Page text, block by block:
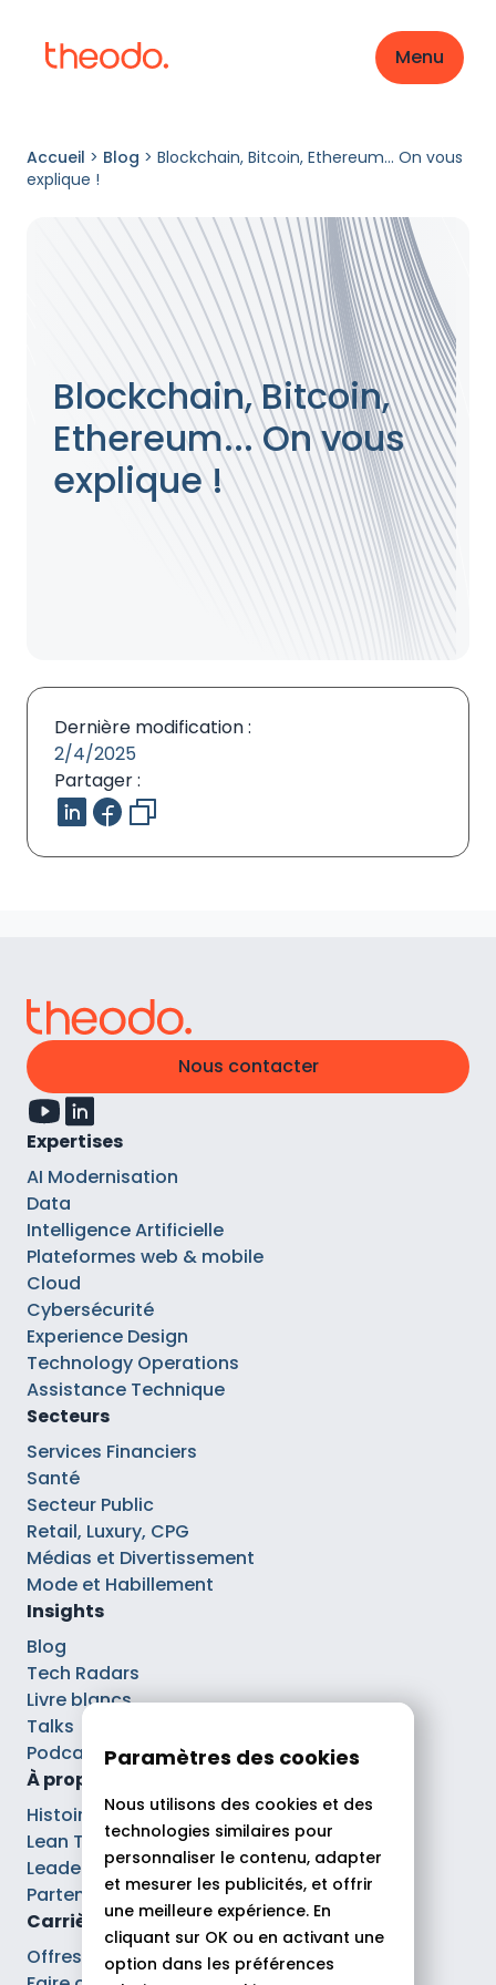
Menu
Accueil > Blog > Blockchain, Bitcoin, Ethereum... On vous
explique !
Blockchain, Bitcoin,
Ethereum... On vous
explique !
Dernière modification :
2/4/2025
Partager :
Nous contacter
Expertises
AI Modernisation
Data
Intelligence Artificielle
Plateformes web & mobile
Cloud
Cybersécurité
Experience Design
Technology Operations
Assistance Technique
Secteurs
Services Financiers
Santé
Secteur Public
Retail, Luxury, CPG
Médias et Divertissement
Mode et Habillement
Insights
Blog
Tech Radars
Livre blancs
Talks
Podcasts
À propos
Histoire
Lean Tech®
Leaders
Partenaires
Carrières
Offres d’emploi
Paramètres des cookies
Nous utilisons des cookies et des
technologies similaires pour
personnaliser le contenu, adapter
et mesurer les publicités, et offrir
une meilleure expérience. En
cliquant sur OK ou en activant une
option dans les préférences